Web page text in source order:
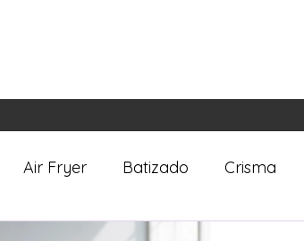
Air Fryer Batizado Crisma